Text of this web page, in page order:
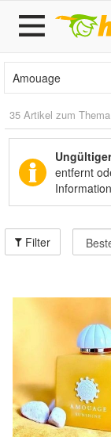
35 Artikel zum Thema
entfernt
Filter